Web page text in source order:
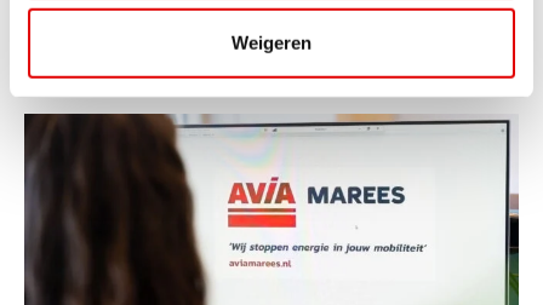
Weigeren
Toe aan een ontspannen nachtje...